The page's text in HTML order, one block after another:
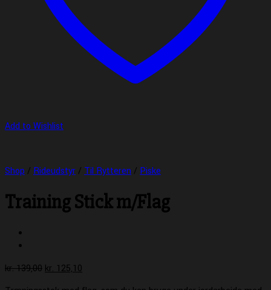
Add to Wishlist
Shop / Rideudstyr / Til Rytteren / Piske
Training Stick m/Flag
kr.139,00 Den
kr. 125,10